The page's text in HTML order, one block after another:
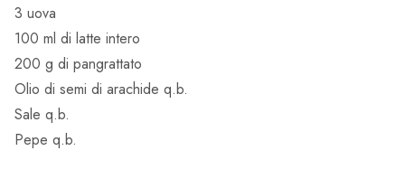
3 uova
100 ml di latte intero
200 g di pangrattato
Olio di semi di arachide q.b.
Sale q.b.
Pepe q.b.